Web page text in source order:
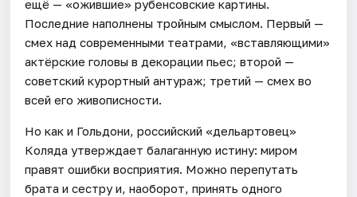
ещё — «ожившие» рубенсовские картины.
Последние наполнены тройным смыслом. Первый —
смех над современными театрами, «вставляющими»
актёрские головы в декорации пьес; второй —
советский курортный антураж; третий — смех во
всей его живописности.
Но как и Гольдони, российский «дельартовец»
Коляда утверждает балаганную истину: миром
правят ошибки восприятия. Можно перепутать
брата и сестру и, наоборот, принять одного